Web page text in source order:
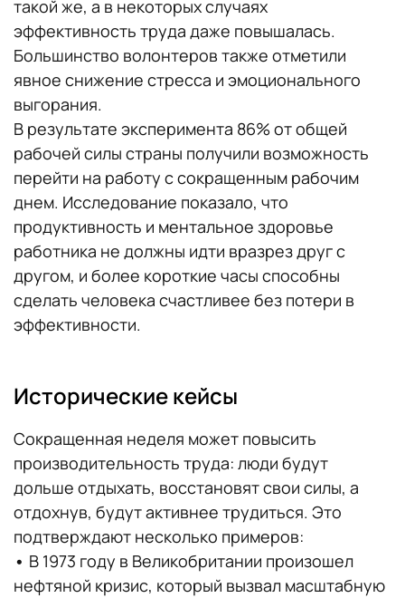
такой же, а в некоторых случаях
эффективность труда даже повышалась.
Большинство волонтеров также отметили
явное снижение стресса и эмоционального
выгорания.
В результате эксперимента 86% от общей
рабочей силы страны получили возможность
перейти на работу с сокращенным рабочим
днем. Исследование показало, что
продуктивность и ментальное здоровье
работника не должны идти вразрез друг с
другом, и более короткие часы способны
сделать человека счастливее без потери в
эффективности.
Исторические кейсы
Сокращенная неделя может повысить
производительность труда: люди будут
дольше отдыхать, восстановят свои силы, а
отдохнув, будут активнее трудиться. Это
подтверждают несколько примеров:
• В 1973 году в Великобритании произошел
нефтяной кризис, который вызвал масштабную